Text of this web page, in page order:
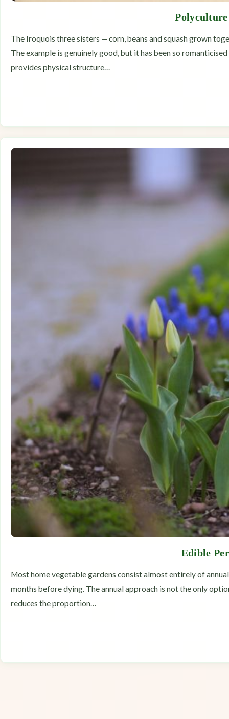
The Iroquois three sisters — corn, beans and squash grown
The example is genuinely good, but it has been so
provides physical structure…
Edible
Most home vegetable gardens consist almost entirely of
months before dying. The annual approach is not the only
reduces the proportion…